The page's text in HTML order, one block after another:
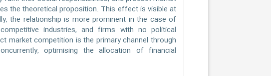
the theoretical proposition. This effect is visible at
the relationship is more prominent in the case of
industries, and firms with no political
market competition is the primary channel through
optimising the allocation of financial